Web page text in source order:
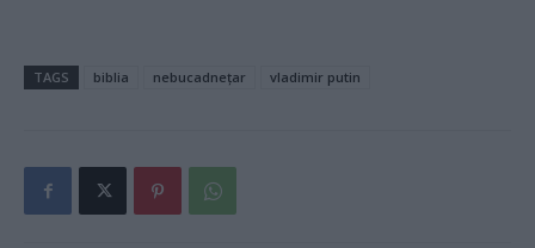
TAGS biblia nebucadnețar vladimir putin